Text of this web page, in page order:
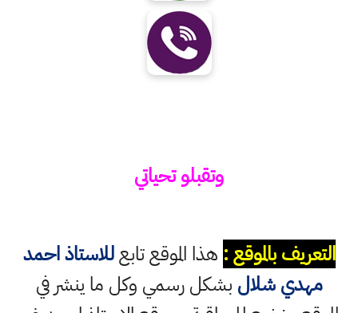
وتقبلو تحياتي
التعريف بالموقع : هذا الموقع تابعللاستاذ احمد
مهدي شلال بشكل رسمي وكل ما ينشر في